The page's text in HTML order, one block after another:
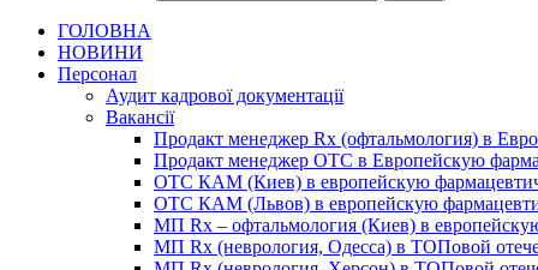
ГОЛОВНА
НОВИНИ
Персонал
Аудит кадрової документації
Вакансії
Продакт менеджер Rx (офтальмология) в
Продакт менеджер ОТС в Европейскую
ОТС КАМ (Киев) в европейскую
ОТС КАМ (Львов) в европейскую
МП Rx – офтальмология (Киев) в
МП Rx (неврология, Одесса) в ТОПовой